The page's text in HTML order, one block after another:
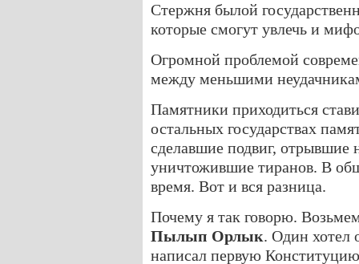
Стержня былой
которые смогут увлечь и
Огромной проблемой
между меньшими
Памятники приходиться
остальных государствах
сделавшие подвиг,
уничтожившие тиранов. В
время. Вот и вся разница.
Почему я так говорю.
Пылып Орлык. Один хотел
написал первую